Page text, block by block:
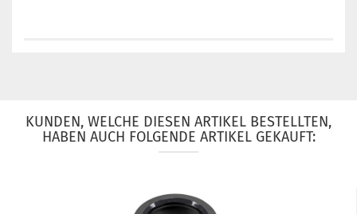
KUNDEN, WELCHE DIESEN ARTIKEL BESTELLTEN,
HABEN AUCH FOLGENDE ARTIKEL GEKAUFT: